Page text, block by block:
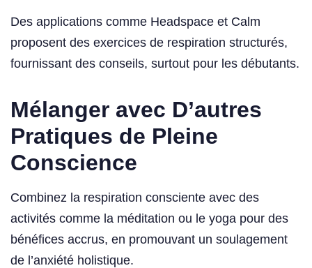
Des applications comme Headspace et Calm
proposent des exercices de respiration structurés,
fournissant des conseils, surtout pour les débutants.
Mélanger avec D’autres
Pratiques de Pleine
Conscience
Combinez la respiration consciente avec des
activités comme la méditation ou le yoga pour des
bénéfices accrus, en promouvant un soulagement
de l’anxiété holistique.